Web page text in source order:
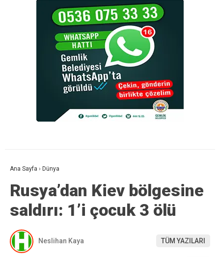
Ana Sayfa › Dünya
Rusya’dan Kiev bölgesine
saldırı: 1’i çocuk 3 ölü
Neslihan Kaya TÜM YAZILARI